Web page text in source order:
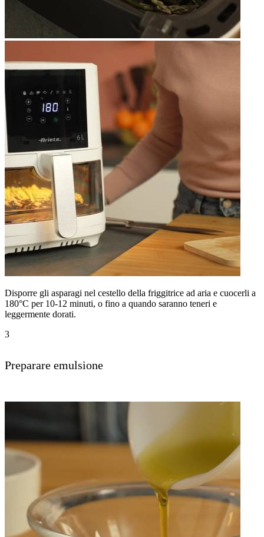
Disporre gli asparagi nel cestello della friggitrice ad aria e cuocerli a
180°C per 10-12 minuti, o fino a quando saranno teneri e
leggermente dorati.
3
Preparare emulsione